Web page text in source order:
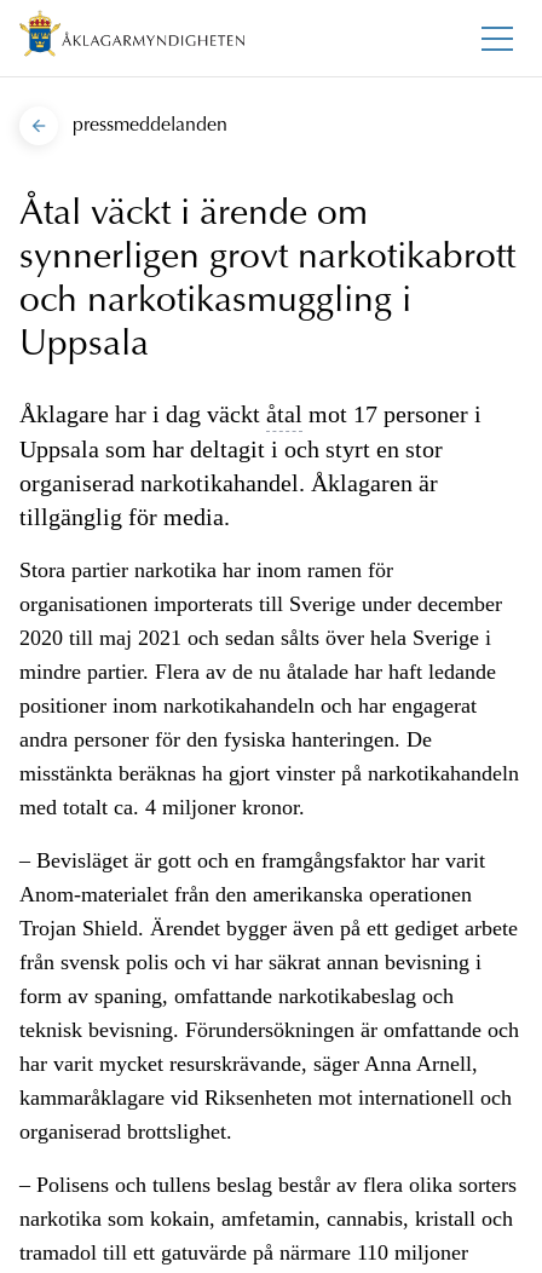
pressmeddelanden
Åtal väckt i ärende om
synnerligen grovt narkotikabrott
och narkotikasmuggling i
Uppsala
Åklagare har i dag väckt åtal mot 17 personer i
Uppsala som har deltagit i och styrt en stor
organiserad narkotikahandel. Åklagaren är
tillgänglig för media.
Stora partier narkotika har inom ramen för
organisationen importerats till Sverige under december
2020 till maj 2021 och sedan sålts över hela Sverige i
mindre partier. Flera av de nu åtalade har haft ledande
positioner inom narkotikahandeln och har engagerat
andra personer för den fysiska hanteringen. De
misstänkta beräknas ha gjort vinster på narkotikahandeln
med totalt ca. 4 miljoner kronor.
– Bevisläget är gott och en framgångsfaktor har varit
Anom-materialet från den amerikanska operationen
Trojan Shield. Ärendet bygger även på ett gediget arbete
från svensk polis och vi har säkrat annan bevisning i
form av spaning, omfattande narkotikabeslag och
teknisk bevisning. Förundersökningen är omfattande och
har varit mycket resurskrävande, säger Anna Arnell,
kammaråklagare vid Riksenheten mot internationell och
organiserad brottslighet.
– Polisens och tullens beslag består av flera olika sorters
narkotika som kokain, amfetamin, cannabis, kristall och
tramadol till ett gatuvärde på närmare 110 miljoner